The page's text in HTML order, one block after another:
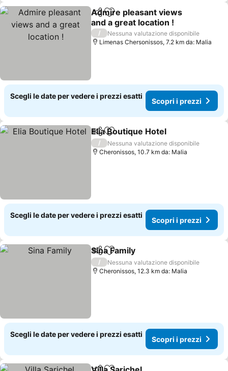
CondividiAggiungi ai preferiti
Admire pleasant views
and a great location !
/
Nessuna valutazione disponibile
Limenas Chersonissos, 7.2 km da: Malia
Scegli le date per vedere i prezzi esatti
Scopri i prezzi
CondividiAggiungi ai preferiti
Elia Boutique Hotel
/
Nessuna valutazione disponibile
Cheronissos, 10.7 km da: Malia
Scegli le date per vedere i prezzi esatti
Scopri i prezzi
CondividiAggiungi ai preferiti
Sina Family
/
Nessuna valutazione disponibile
Cheronissos, 12.3 km da: Malia
Scegli le date per vedere i prezzi esatti
Scopri i prezzi